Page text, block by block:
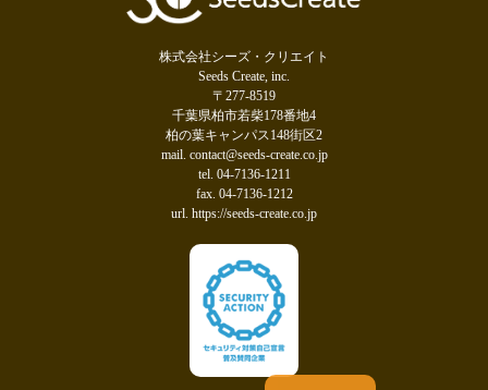
株式会社シーズ・クリエイト
Seeds Create, inc.
〒277-8519
千葉県柏市若柴178番地4
柏の葉キャンパス148街区2
mail. contact@seeds-create.co.jp
tel. 04-7136-1211
fax. 04-7136-1212
url. https://seeds-create.co.jp